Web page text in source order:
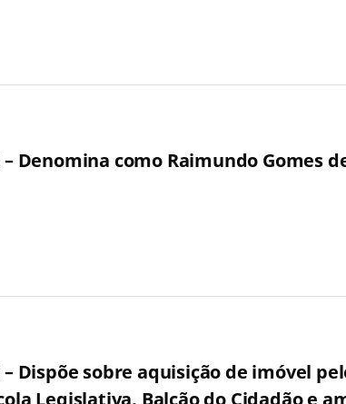
– Denomina como Raimundo
– Dispõe sobre aquisição de imóvel
Legislativa, Balcão do Cidadão e